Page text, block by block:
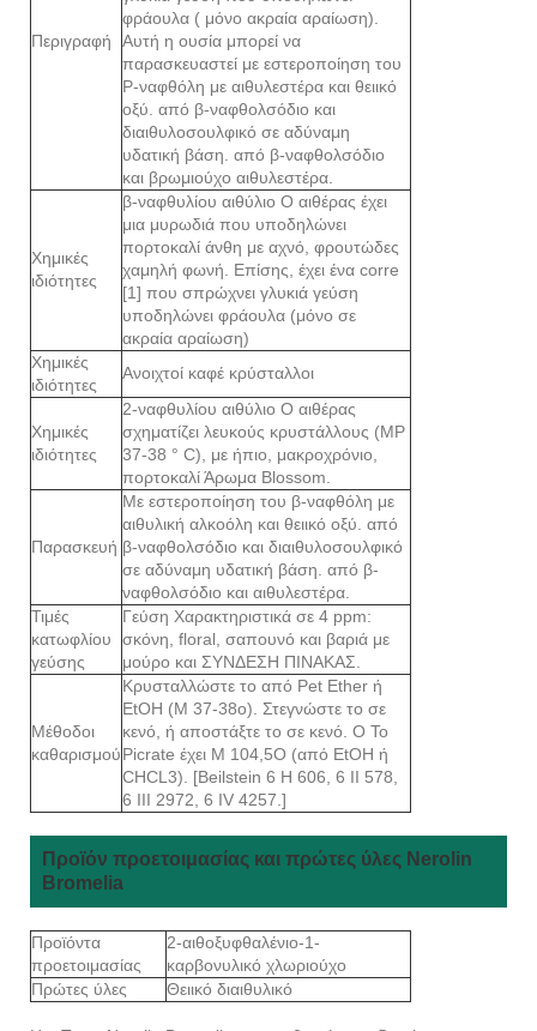
Περιγραφή
φράουλα ( μόνο ακραία αραίωση).
Αυτή η ουσία μπορεί να
παρασκευαστεί με εστεροποίηση του
Ρ-ναφθόλη με αιθυλεστέρα και θειικό
οξύ. από β-ναφθολσόδιο και
διαιθυλοσουλφικό σε αδύναμη
υδατική βάση. από β-ναφθολσόδιο
και βρωμιούχο αιθυλεστέρα.
Χημικές
ιδιότητες
β-ναφθυλίου αιθύλιο Ο αιθέρας έχει
μια μυρωδιά που υποδηλώνει
πορτοκαλί άνθη με αχνό, φρουτώδες
χαμηλή φωνή. Επίσης, έχει ένα corre
[1] που σπρώχνει γλυκιά γεύση
υποδηλώνει φράουλα (μόνο σε
ακραία αραίωση)
Χημικές
ιδιότητες
Ανοιχτοί καφέ κρύσταλλοι
Χημικές
ιδιότητες
2-ναφθυλίου αιθύλιο Ο αιθέρας
σχηματίζει λευκούς κρυστάλλους (MP
37-38 ° C), με ήπιο, μακροχρόνιο,
πορτοκαλί Άρωμα Blossom.
Παρασκευή
Με εστεροποίηση του β-ναφθόλη με
αιθυλική αλκοόλη και θειικό οξύ. από
β-ναφθολσόδιο και διαιθυλοσουλφικό
σε αδύναμη υδατική βάση. από β-
ναφθολσόδιο και αιθυλεστέρα.
Τιμές
κατωφλίου
γεύσης
Γεύση Χαρακτηριστικά σε 4 ppm:
σκόνη, floral, σαπουνό και βαριά με
μούρο και ΣΥΝΔΕΣΗ ΠΙΝΑΚΑΣ.
Μέθοδοι
καθαρισμού
Κρυσταλλώστε το από Pet Ether ή
EtOH (Μ 37-38ο). Στεγνώστε το σε
κενό, ή αποστάξτε το σε κενό. Ο Το
Picrate έχει M 104,5O (από EtOH ή
CHCL3). [Beilstein 6 Η 606, 6 II 578,
6 III 2972, 6 IV 4257.]
Προϊόν προετοιμασίας και πρώτες ύλες Nerolin
Bromelia
Προϊόντα
προετοιμασίας
2-αιθοξυφθαλένιο-1-
καρβονυλικό χλωριούχο
Πρώτες ύλες
Θειικό διαιθυλικό